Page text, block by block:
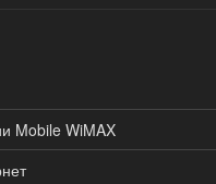
Mobile WiMAX